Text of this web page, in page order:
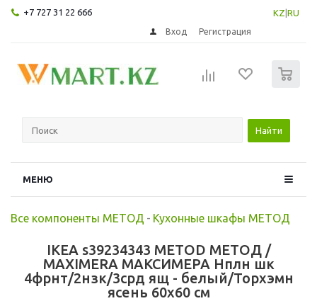
+7 727 31 22 666 KZ RU
Вход Регистрация
Найти
МЕНЮ
Все компоненты МЕТОД - Кухонные шкафы МЕТОД
IKEA s39234343 METOD МЕТОД /
MAXIMERA МАКСИМЕРА Нплн шк
4фрнт/2нзк/3срд ящ - белый/Торхэмн
ясень 60x60 см